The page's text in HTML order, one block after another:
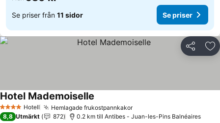
Se priser från 11 sidor Se priser
Dela
4 StjärnorHotell Hemlagade frukostpannkakorSe priser
Hotel Mademoiselle
8,8 Utmärkt 872 0.2 km till Antibes - Juan-les-Pins Balnéaires